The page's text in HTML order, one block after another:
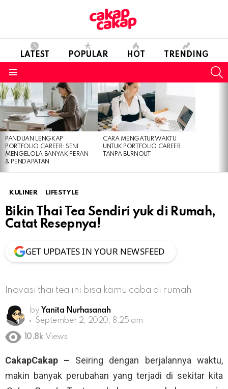
LATEST POPULAR HOT TRENDING
LATEST
STORIES
PANDUAN LENGKAP
PORTFOLIO CAREER: SENI
MENGELOLA BANYAK PERAN
& PENDAPATAN
CARA MENGATUR WAKTU
UNTUK PORTFOLIO CAREER
TANPA BURNOUT
KULINER LIFESTYLE
Bikin Thai Tea Sendiri yuk di Rumah,
Catat Resepnya!
GET UPDATES IN YOUR NEWSFEED
Inovasi thai tea ini bisa kamu coba di rumah
by Yanita Nurhasanah
September 2, 2020, 8:25 am
10.8k Views
CakapCakap – Seiring dengan berjalannya waktu,
makin banyak perubahan yang terjadi di sekitar kita